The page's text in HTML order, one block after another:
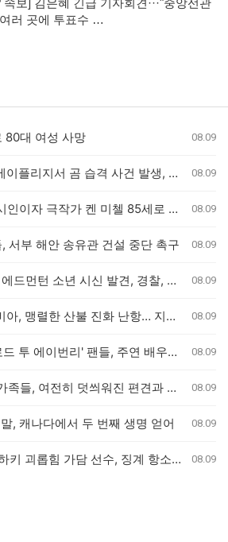
속보] 김은혜 긴급 기자회견···"중앙선관
러 곳에 투표수 …
80대 여성 사망 08.09
브리티시컬럼비아주 메이플리지서 곰 습격 사건 발생, 3세 여아 병원 이송 08.09
캐나다 문단에 큰 별, 시인이자 극작가 켄 미첼 85세로 별세 08.09
서부 해안 송유관 건설 중단 촉구 08.09
앨버타 북부에서 12세 에드먼턴 소년 시신 발견, 경찰, 살인 사건 수사 개시 08.09
캐나다 브리티시컬럼비아, 맹렬한 산불 진화 난항… 지상 병력 투입 불가 08.09
캐나다 인기 드라마 '로드 투 에이번리' 팬들, 주연 배우들과 특별한 만남 가져 08.09
콜튼 부쉬 사건 10년, 가족들, 여전히 덧씌워진 편견과 왜곡된 진실 호소 08.09
, 캐나다에서 두 번째 생명 얻어 08.09
매니토바 고교 아이스하키 괴롭힘 가담 선수, 징계 항소 기각 08.09